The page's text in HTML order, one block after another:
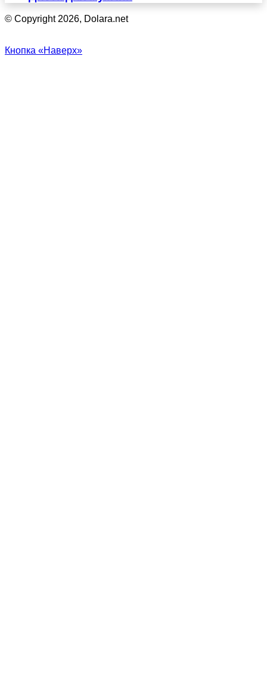
© Copyright 2026, Dolara.net
Кнопка «Наверх»